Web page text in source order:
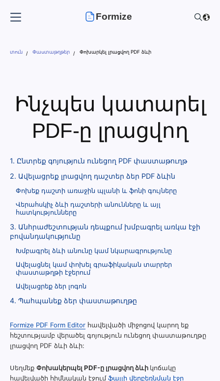
Formize
տուն Փաստաթղթեր Փոխարկել լրացվող PDF ձևի
Ինչպես կատարել
PDF-ը լրացվող
1. Ընտրեք գոյություն ունեցող PDF փաստաթուղթ
2. Ավելացրեք լրացվող դաշտեր ձեր PDF ձևին
Փոխեք դաշտի առաջին պլանի և ֆոնի գույները
Վերահսկիչ ձևի դաշտերի անունները և այլ
հատկությունները
3. Անհրաժեշտության դեպքում խմբագրել առկա էջի
բովանդակությունը
Խմբագրել ձևի անունը կամ նկարագրությունը
Ավելացնել կամ փոխել գրաֆիկական տարրեր
փաստաթղթի էջերում
Ավելացրեք ձեր լոգոն
4. Պահպանեք ձեր փաստաթուղթը
Formize PDF Form Editor հավելվածի միջոցով կարող եք
հեշտությամբ վերածել գոյություն ունեցող փաստաթուղթը
լրացվող PDF ձևի ձևի:
Սեղմեք Փոխակերպել PDF-ը լրացվող ձևի կոճակը
հավելվածի հիմնական էջումֆայլի վերբեռնման էջը